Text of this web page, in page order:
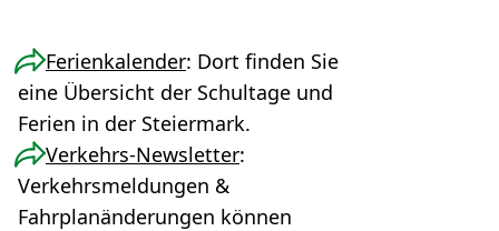
Ferienkalender: Dort finden Sie
eine Übersicht der Schultage und
Ferien in der Steiermark.
Verkehrs-Newsletter:
Verkehrsmeldungen &
Fahrplanänderungen können